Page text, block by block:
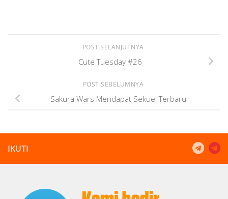
POST SELANJUTNYA
Cute Tuesday #26
POST SEBELUMNYA
Sakura Wars Mendapat Sekuel Terbaru
IKUTI